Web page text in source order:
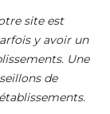
site est
y avoir un
Une
de